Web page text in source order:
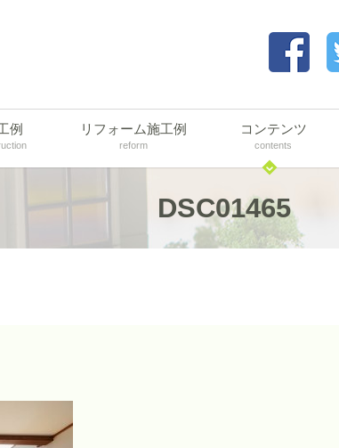
例 リフォーム施工例
reform
コンテンツ
contents
DSC01465